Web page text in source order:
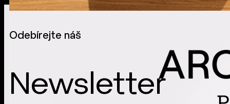
3. 3. 2021
Odebírejte náš
Newsletter